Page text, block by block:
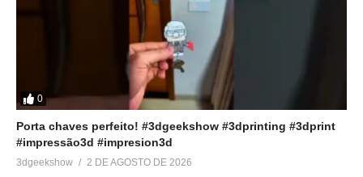
http://bit.ly/2HfnLxU
➤Wellinton Machiavelli Burak:http://bit.ly/2FW595Z
http://bit.ly/2FOIv3v
http://bit.ly/2HRwzKT
➤Asas da Montanha:
http://bit.ly/2vRlYyn
➤MC Creations:http://bit.ly/2IIlNr9
#3DGeekShow #Impressão3D #Impressora3D #TevoTornado
#Tevo #Unboxing #TopInk3D
0
Porta chaves perfeito! #3dgeekshow #3dprinting #3dprint
#impressão3d #impresion3d
3dgeekshow 2 DE AGOSTO DE 2026